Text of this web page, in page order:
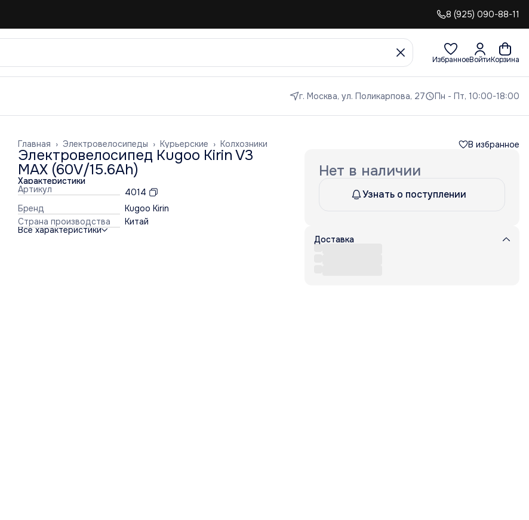
8 (925) 090-88-11
ИзбранноеВойтиКорзина
г. Москва, ул. Поликарпова, 27 Пн - Пт, 10:00-18:00
Колхозники
Курьерские ›
Электровелосипеды ›
Главная ›
Электровелосипед Kugoo Kirin V3
MAX (60V/15.6Ah)
Характеристики
Артикул
4014
Бренд
Kugoo Kirin
Страна производства
Китай
Все характеристики
В избранное
Нет в наличии
Узнать о поступлении
Доставка